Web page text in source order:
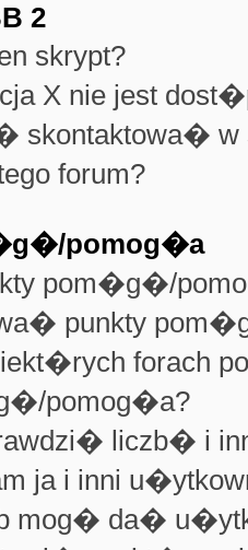
2
skrypt?
X nie jest
skontaktowa�
forum?
pomog�a
pom�g�/
punkty
forach
pomog�a?
liczb� i
ja i inni
mog� da�